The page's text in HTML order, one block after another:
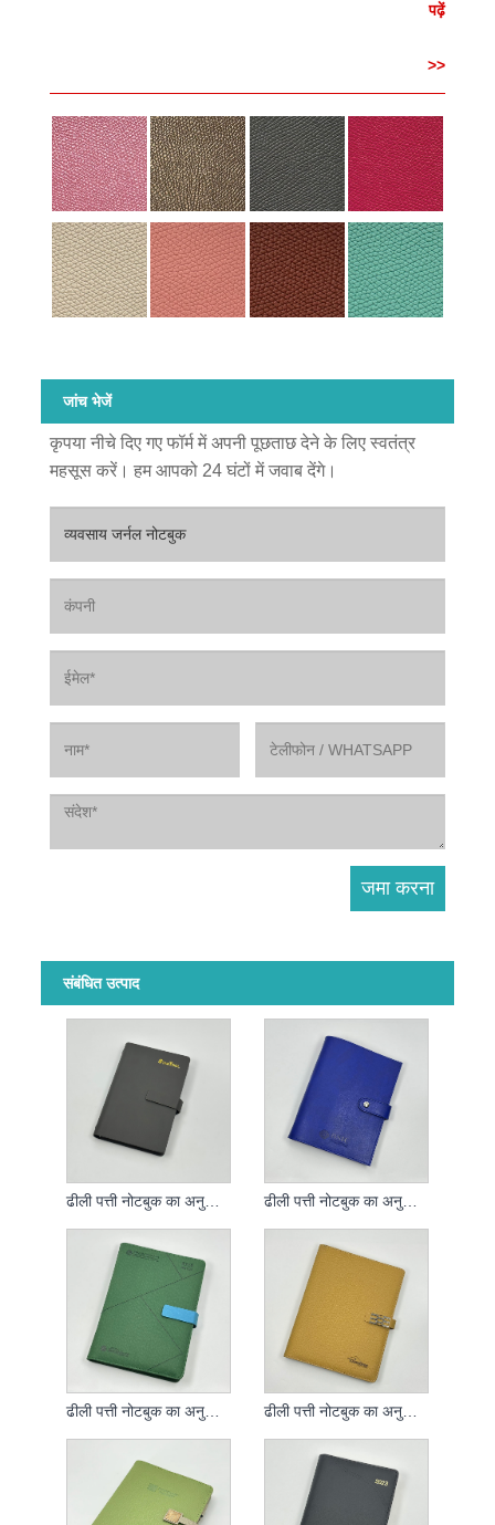
पढ़ें
>>
जांच भेजें
कृपया नीचे दिए गए फॉर्म में अपनी पूछताछ देने के लिए स्वतंत्र
महसूस करें। हम आपको 24 घंटों में जवाब देंगे।
संबंधित उत्पाद